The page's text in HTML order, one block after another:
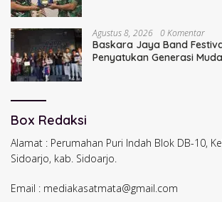
Agustus 8, 2026 0 Komentar
Baskara Jaya Band
Penyatukan Generasi
Box Redaksi
Alamat : Perumahan Puri Indah Blok DB-10,
Sidoarjo, kab. Sidoarjo.
Email : mediakasatmata@gmail.com